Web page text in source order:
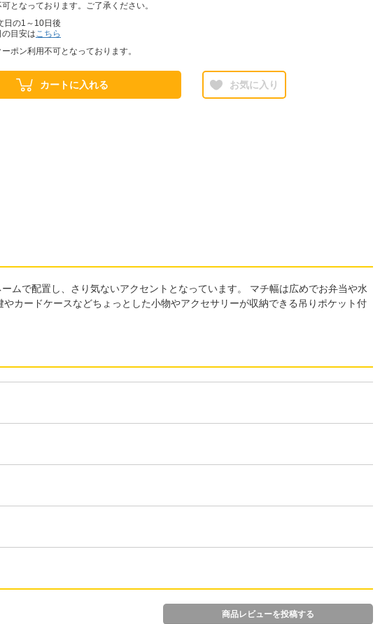
となっております。ご了承ください。
日の1～10日後
目安はこちら
ポン利用不可となっております。
カートに入れる お気に入り
ムで配置し、さり気ないアクセントとなっています。 マチ幅は広めでお弁当や水
カードケースなどちょっとした小物やアクセサリーが収納できる吊りポケット付
商品レビューを投稿する